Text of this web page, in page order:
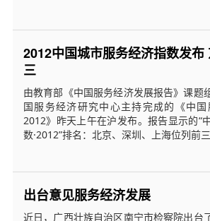
2012中国城市服务经济指数发布
三
由教育部《中国服务经济发展报告》课题
国服务经济研究中心主持完成的《中
2012》昨天上午在沪发布。报告显示的“
数·2012”排名：北京、深圳、上海位列前三
出台意见服务经济发展
近日，广西壮族自治区南宁市检察院出台